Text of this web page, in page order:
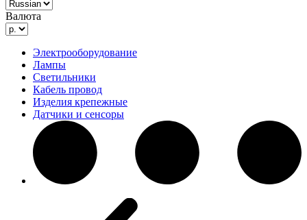
Валюта
Электрооборудование
Лампы
Светильники
Кабель провод
Изделия крепежные
Датчики и сенсоры